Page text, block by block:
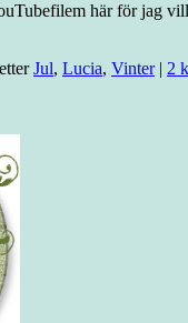
här för jag
Jul, Lucia, Vinter | 2